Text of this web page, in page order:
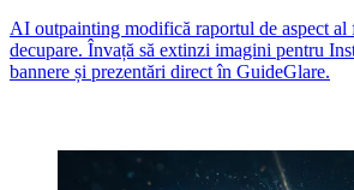
AI outpainting modifică raportul de aspect al
decupare. Învață să extinzi imagini pentru
bannere și prezentări direct în GuideGlare.